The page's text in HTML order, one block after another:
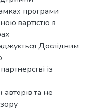
програми
вартістю в
Дослідним
із
авторів та не